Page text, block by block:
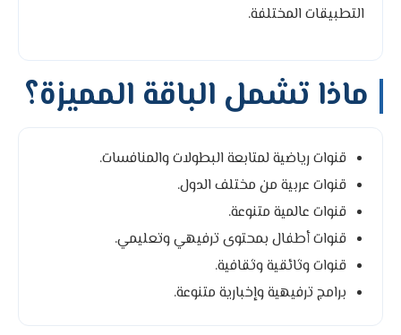
التطبيقات المختلفة.
ماذا تشمل الباقة المميزة؟
قنوات رياضية لمتابعة البطولات والمنافسات.
قنوات عربية من مختلف الدول.
قنوات عالمية متنوعة.
قنوات أطفال بمحتوى ترفيهي وتعليمي.
قنوات وثائقية وثقافية.
برامج ترفيهية وإخبارية متنوعة.